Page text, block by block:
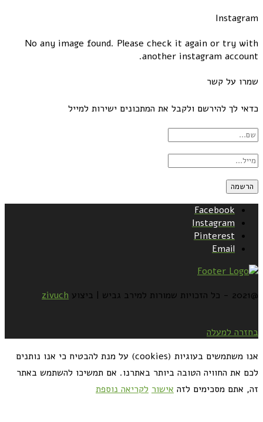
Instagram
No any image found. Please check it again or try with
another instagram account.
שמרו על קשר
כדאי לך להירשם ולקבל את המתכונים ישירות למייל
Facebook
Instagram
Pinterest
Email
@2021 - כל הזכויות שמורות למירב גביש | ביצוע zivuch
בחזרה למעלה
אנו משתמשים בעוגיות (cookies) על מנת להבטיח כי אנו נותנים
לכם את החוויה הטובה ביותר באתרנו. אם תמשיכו להשתמש באתר
זה, אתם מסכימים לזה אישור לקריאה נוספת